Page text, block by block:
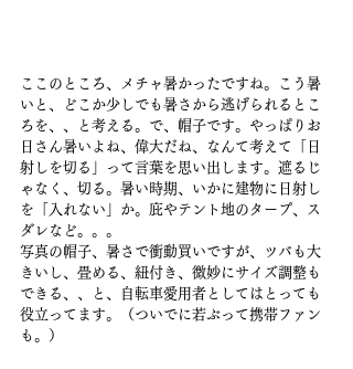
ここのところ、メチャ暑かったですね。こう暑
いと、どこか少しでも暑さから逃げられるとこ
ろを、、と考える。で、帽子です。やっぱりお
日さん暑いよね、偉大だね、なんて考えて「日
射しを切る」って言葉を思い出します。遮るじ
ゃなく、切る。暑い時期、いかに建物に日射し
を「入れない」か。庇やテント地のタープ、ス
ダレなど。。。
写真の帽子、暑さで衝動買いですが、ツバも大
きいし、畳める、紐付き、微妙にサイズ調整も
できる、、と、自転車愛用者としてはとっても
役立ってます。（ついでに若ぶって携帯ファン
も。）